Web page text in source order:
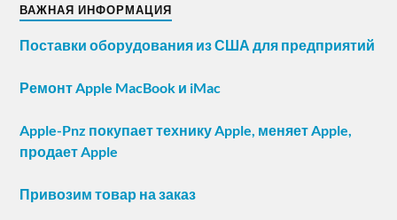
ВАЖНАЯ ИНФОРМАЦИЯ
Поставки оборудования из США для предприятий
Ремонт Apple MacBook и iMac
Apple-Pnz покупает технику Apple, меняет Apple,
продает Apple
Привозим товар на заказ